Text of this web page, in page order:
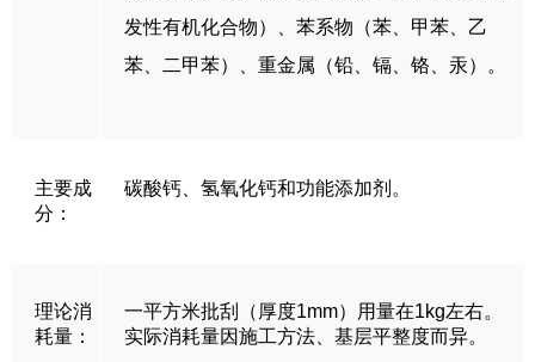
发性有机化合物）、苯系物（苯、甲苯、乙
苯、二甲苯）、重金属（铅、镉、铬、汞）。
主要成
分：
碳酸钙、氢氧化钙和功能添加剂。
理论消
耗量：
一平方米批刮（厚度1mm）用量在1kg左右。
实际消耗量因施工方法、基层平整度而异。